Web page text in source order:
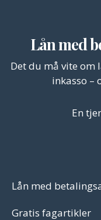
Lån med
Det du må vite om
inkasso –
En
Lån med
Gratis fagartikler